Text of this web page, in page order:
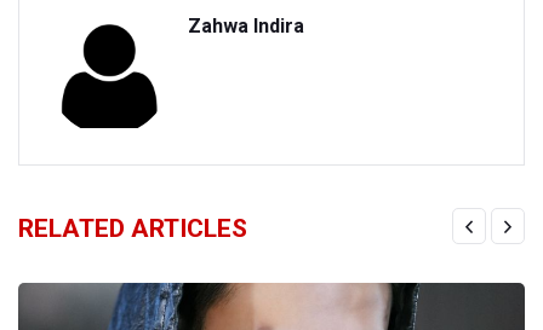
Zahwa Indira
RELATED ARTICLES